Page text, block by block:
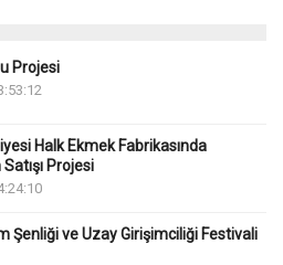
Projesi
Halk Ekmek Fabrikasında
Projesi
Şenliği ve Uzay Girişimciliği Festivali